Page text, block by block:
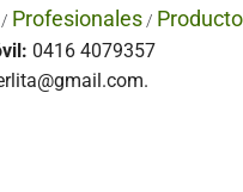
/ Profesionales /
0416 4079357